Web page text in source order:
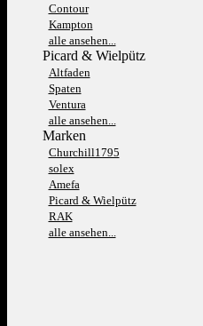
Contour
Kampton
alle ansehen...
Picard & Wielpütz
Altfaden
Spaten
Ventura
alle ansehen...
Marken
Churchill1795
solex
Amefa
Picard & Wielpütz
RAK
alle ansehen...